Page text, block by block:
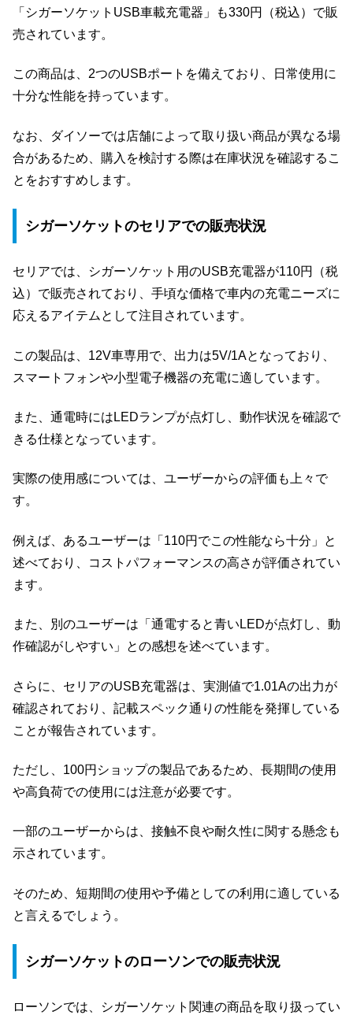
「シガーソケットUSB車載充電器」も330円（税込）で販
売されています。
この商品は、2つのUSBポートを備えており、日常使用に
十分な性能を持っています。
なお、ダイソーでは店舗によって取り扱い商品が異なる場
合があるため、購入を検討する際は在庫状況を確認するこ
とをおすすめします。
シガーソケットのセリアでの販売状況
セリアでは、シガーソケット用のUSB充電器が110円（税
込）で販売されており、手頃な価格で車内の充電ニーズに
応えるアイテムとして注目されています。
この製品は、12V車専用で、出力は5V/1Aとなっており、
スマートフォンや小型電子機器の充電に適しています。
また、通電時にはLEDランプが点灯し、動作状況を確認で
きる仕様となっています。
実際の使用感については、ユーザーからの評価も上々で
す。
例えば、あるユーザーは「110円でこの性能なら十分」と
述べており、コストパフォーマンスの高さが評価されてい
ます。
また、別のユーザーは「通電すると青いLEDが点灯し、動
作確認がしやすい」との感想を述べています。
さらに、セリアのUSB充電器は、実測値で1.01Aの出力が
確認されており、記載スペック通りの性能を発揮している
ことが報告されています。
ただし、100円ショップの製品であるため、長期間の使用
や高負荷での使用には注意が必要です。
一部のユーザーからは、接触不良や耐久性に関する懸念も
示されています。
そのため、短期間の使用や予備としての利用に適している
と言えるでしょう。
シガーソケットのローソンでの販売状況
ローソンでは、シガーソケット関連の商品を取り扱ってい